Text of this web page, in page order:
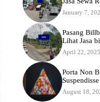
January 7,
Pasang
Lihat Jasa
April 22, 2025
Porta Non
Suspendisse
August 18,